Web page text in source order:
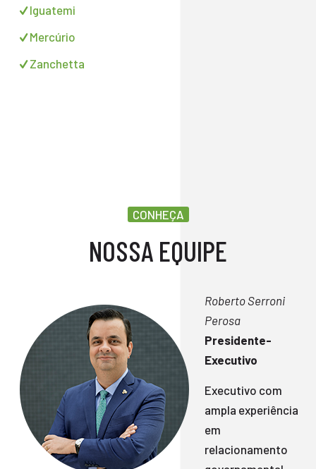
Iguatemi
Mercúrio
Zanchetta
CONHEÇA
NOSSA EQUIPE
Roberto Serroni
Perosa
Presidente-
Executivo
Executivo com
ampla experiência
em
relacionamento